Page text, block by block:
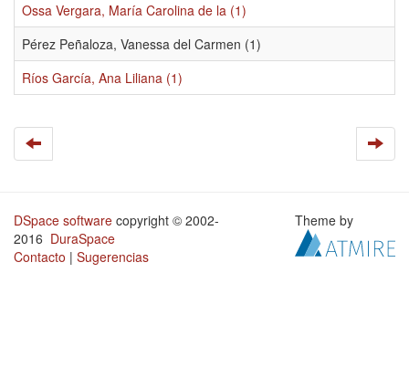
Ossa Vergara, María Carolina de la (1)
Pérez Peñaloza, Vanessa del Carmen (1)
Ríos García, Ana Liliana (1)
DSpace software copyright © 2002-
2016 DuraSpace
Contacto | Sugerencias
Theme by